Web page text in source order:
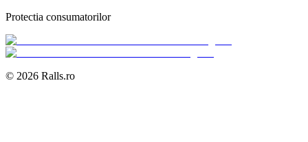
Protectia consumatorilor
© 2026 Ralls.ro